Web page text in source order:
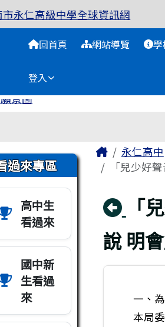
仁高級中學全
回首頁 網站導覽 學
登入
區域內容
過來專區
高中生
看過來
國中新
生看過
來
主內容
Home永仁高中
「兒少好
回
「
說 明
一、
本局
區域